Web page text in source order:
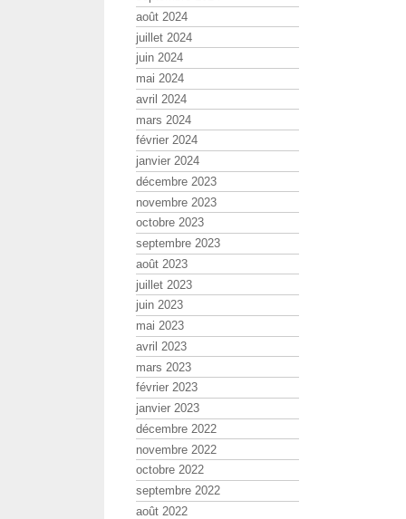
août 2024
juillet 2024
juin 2024
mai 2024
avril 2024
mars 2024
février 2024
janvier 2024
décembre 2023
novembre 2023
octobre 2023
septembre 2023
août 2023
juillet 2023
juin 2023
mai 2023
avril 2023
mars 2023
février 2023
janvier 2023
décembre 2022
novembre 2022
octobre 2022
septembre 2022
août 2022